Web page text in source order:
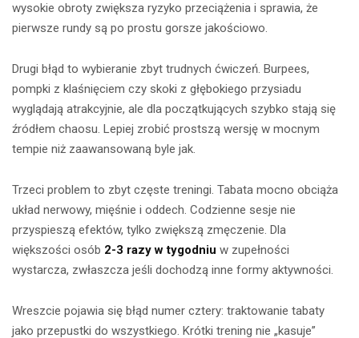
wysokie obroty zwiększa ryzyko przeciążenia i sprawia, że
pierwsze rundy są po prostu gorsze jakościowo.
Drugi błąd to wybieranie zbyt trudnych ćwiczeń. Burpees,
pompki z klaśnięciem czy skoki z głębokiego przysiadu
wyglądają atrakcyjnie, ale dla początkujących szybko stają się
źródłem chaosu. Lepiej zrobić prostszą wersję w mocnym
tempie niż zaawansowaną byle jak.
Trzeci problem to zbyt częste treningi. Tabata mocno obciąża
układ nerwowy, mięśnie i oddech. Codzienne sesje nie
przyspieszą efektów, tylko zwiększą zmęczenie. Dla
większości osób 2-3 razy w tygodniu w zupełności
wystarcza, zwłaszcza jeśli dochodzą inne formy aktywności.
Wreszcie pojawia się błąd numer cztery: traktowanie tabaty
jako przepustki do wszystkiego. Krótki trening nie „kasuje”